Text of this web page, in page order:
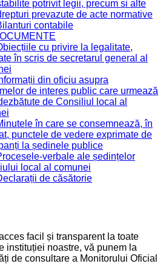
potrivit legii, precum si alte
prevazute de acte normative
contabile
cu privire la legalitate,
în scris de secretarul general al
din oficiu asupra
de interes public care urmează
de Consiliul local al
în care se consemnează, în
punctele de vedere exprimate de
la ședinele publice
verbale ale ședințelor
local al comunei
de căsătorie
facil și transparent la toate
instituției noastre, vă punem la
de consultare a Monitorului Oficial